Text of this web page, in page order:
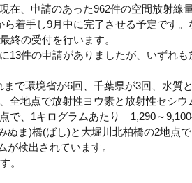
在、申請のあった962件の空間放射線
着手し9月中に完了させる予定です。
終の受付を行います。
13件の申請がありましたが、いずれも
で環境省が6回、千葉県が3回、水質
全地点で放射性ヨウ素と放射性セシウ
で、1キログラムあたり 1,290～
ぬま)橋(ばし)と大堀川北柏橋の2地点で
検出されています。
。